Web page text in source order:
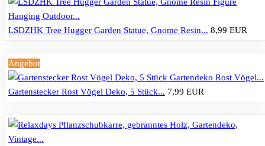
LSDZHK Tree Hugger Garden Statue, Gnome Resin... 8,99 EUR
Angebot
Gartenstecker Rost Vögel Deko, 5 Stück... 7,99 EUR